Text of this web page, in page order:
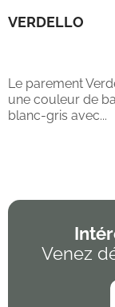
VERDELLO
Le parement
une couleur de
blanc-gris avec...
Venez